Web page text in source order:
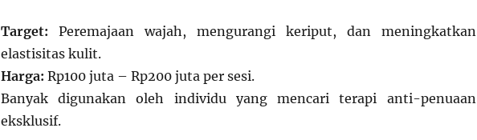
Target: Peremajaan wajah, mengurangi keriput, dan meningkatkan
elastisitas kulit.
Harga: Rp100 juta – Rp200 juta per sesi.
Banyak digunakan oleh individu yang mencari terapi anti-penuaan
eksklusif.